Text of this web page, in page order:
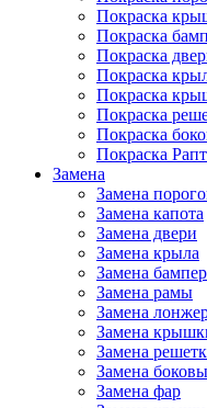
Покраска
Покраска
Покраска
Покраска
Покраска
Покраска
Покраска
Покраска
Замена
Замена
Замена капота
Замена двери
Замена крыла
Замена
Замена рамы
Замена
Замена
Замена
Замена
Замена фар